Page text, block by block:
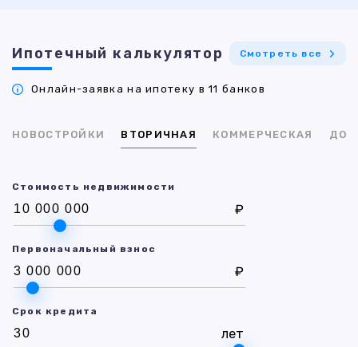
Ипотечный калькулятор Смотреть все
Онлайн-заявка на ипотеку в 11 банков
НОВОСТРОЙКИ ВТОРИЧНАЯ КОММЕРЧЕСКАЯ ДОМ
Стоимость недвижимости
₽
Первоначальный взнос
₽
Срок кредита
лет